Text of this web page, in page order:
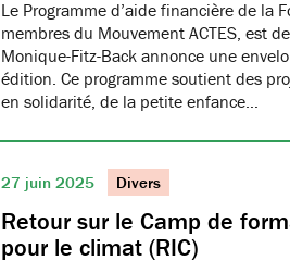
Le Programme d’aide financière de la
membres du Mouvement ACTES, est
Monique-Fitz-Back annonce une
édition. Ce programme soutient des
en solidarité, de la petite enfance…
27 juin 2025 Divers
Retour sur le Camp de
pour le climat (RIC)